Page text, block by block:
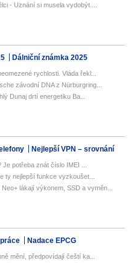
- Uznání si musela vydobýt....
Dálniční známka 2025
rychlosti. Vláda řekl...
závodní DNA z Nürburgring...
Dunaj drtí energetiku Ba...
Nejlepší VPN – srovnání
potřeba znát číslo IMEI ...
ty nejlepší funkce vyzkoušet...
lákají výkonem, SSD a vyměn...
Nadace EPCG
mění, předpovídají čeští ka...